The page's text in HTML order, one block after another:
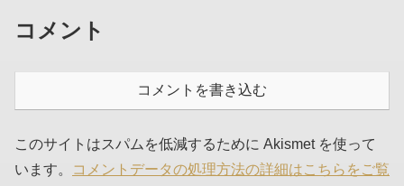
コメント
コメントを書き込む
このサイトはスパムを低減するために Akismet を使って
います。
コメントデータの処理方法の詳細はこちらをご覧